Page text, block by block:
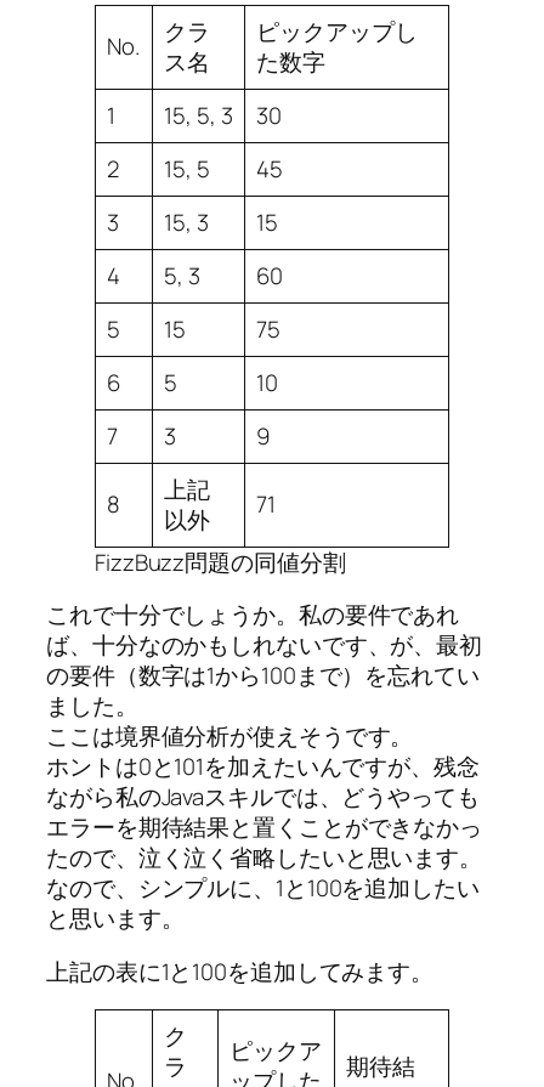
No.
クラ
ス名
ピックアップし
た数字
1
15, 5, 3
30
2
15, 5
45
3
15, 3
15
4
5, 3
60
5
15
75
6
5
10
7
3 9
8
上記
以外
71
FizzBuzz問題の同値分割
これで十分でしょうか。私の要件であれ
ば、十分なのかもしれないです、が、最初
の要件（数字は1から100まで）を忘れてい
ました。
ここは境界値分析が使えそうです。
ホントは0と101を加えたいんですが、残念
ながら私のJavaスキルでは、どうやっても
エラーを期待結果と置くことができなかっ
たので、泣く泣く省略したいと思います。
なので、シンプルに、1と100を追加したい
と思います。
上記の表に1と100を追加してみます。
ク
ラ
ピックア
期待結